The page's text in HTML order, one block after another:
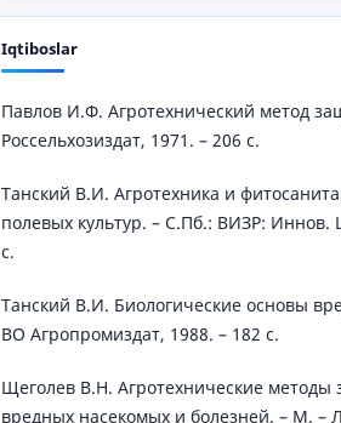
Iqtiboslar
Павлов И.Ф. Агротехнический метод
Россельхозиздат, 1971. – 206 с.
Танский В.И. Агротехника и
полевых культур. – С.Пб.: ВИЗР: Иннов.
с.
Танский В.И. Биологические основы
ВО Агропромиздат, 1988. – 182 с.
Щеголев В.Н. Агротехнические методы
вредных насекомых и болезней. – М. –